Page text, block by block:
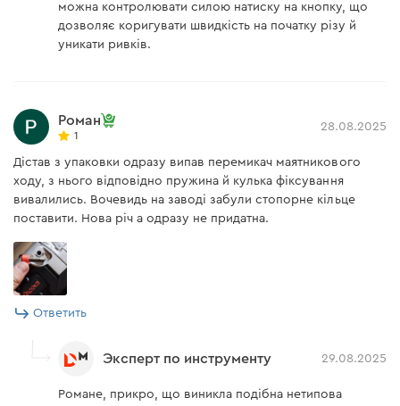
предотвращения вытекания смазки;
коллектор имеет защитный слой компаунда в
месте крепления обмотки, что повышает
отводит тепло (час на холостом ходу, нагрев до
60° при температуре окружающей среды 30°).
Сам редуктор закрыт пластиковыми накладками,
что исключает вероятность ожога;
LED-модуль с отдельной пылезащитой.
JS-100LX"
можна контролювати силою натиску на кнопку, що
дозволяє коригувати швидкість на початку різу й
уникати ривків.
Роман
1
28.08.2025
Дістав з упаковки одразу випав перемикач маятникового
ходу, з нього відповідно пружина й кулька фіксування
вивалились. Вочевидь на заводі забули стопорне кільце
поставити. Нова річ а одразу не придатна.
Ответить
Эксперт по инструменту 29.08.2025
Романе, прикро, що виникла подібна нетипова